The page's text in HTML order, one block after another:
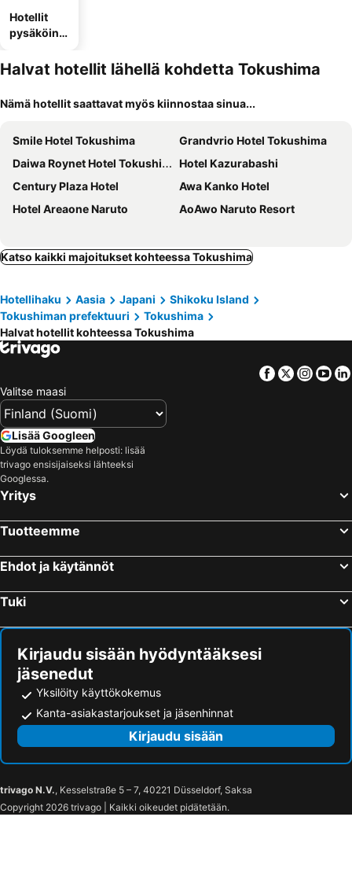
Hotellit
pysäköinni
Halvat hotellit lähellä kohdetta Tokushima
Nämä hotellit saattavat myös kiinnostaa sinua...
Smile Hotel Tokushima
Grandvrio Hotel Tokushima
Daiwa Roynet Hotel Tokushima Ekimae
Hotel Kazurabashi
Century Plaza Hotel
Awa Kanko Hotel
Hotel Areaone Naruto
AoAwo Naruto Resort
Katso kaikki majoitukset kohteessa Tokushima
Hotellihaku Aasia Japani
Shikoku Island
Tokushiman prefektuuri
Tokushima
Halvat hotellit kohteessa Tokushima
Facebook
Twitter
Valitse maasi
Lisää Googleen
Löydä tuloksemme helposti: lisää
trivago ensisijaiseksi lähteeksi
Googlessa.
Yritys
Tuotteemme
Ehdot ja käytännöt
Tuki
Kirjaudu sisään hyödyntääksesi
jäsenedut
Yksilöity käyttökokemus
Kanta-asiakastarjoukset ja jäsenhinnat
Kirjaudu sisään
trivago N.V., Kesselstraße 5 – 7, 40221 Düsseldorf, Saksa
Copyright 2026 trivago | Kaikki oikeudet pidätetään.